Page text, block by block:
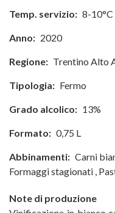
Temp. servizio: 8-10°C
Anno: 2020
Regione: Trentino Alto
Tipologia: Fermo
Grado alcolico: 13%
Formato: 0,75 L
Abbinamenti: Carni
Formaggi stagionati ,
Note di produzione